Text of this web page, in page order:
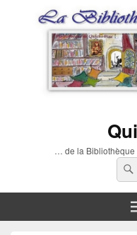
… de la Bibliothèque